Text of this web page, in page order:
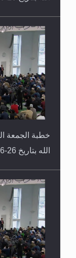
خطبة الجمعة
الله بتاريخ 26-06-2026